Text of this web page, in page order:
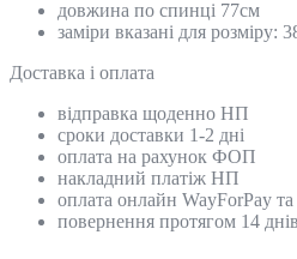
довжина по спинці 77см
заміри вказані для розміру:
Доставка і оплата
відправка щоденно НП
сроки доставки 1-2 дні
оплата на рахунок ФОП
накладний платіж НП
оплата онлайн WayForPay
повернення протягом 14 днів